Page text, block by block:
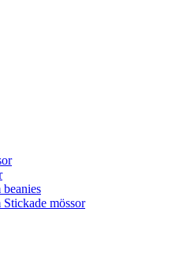
Stickade mössor